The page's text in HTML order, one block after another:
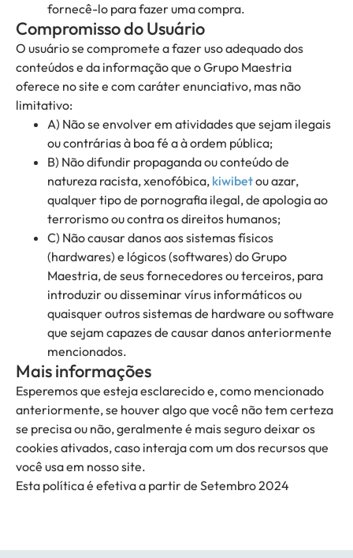
fornecê-lo para fazer uma compra.
Compromisso do Usuário
O usuário se compromete a fazer uso adequado dos
conteúdos e da informação que o Grupo Maestria
oferece no site e com caráter enunciativo, mas não
limitativo:
A) Não se envolver em atividades que sejam ilegais
ou contrárias à boa fé a à ordem pública;
B) Não difundir propaganda ou conteúdo de
natureza racista, xenofóbica, kiwibetou azar,
qualquer tipo de pornografia ilegal, de apologia ao
terrorismo ou contra os direitos humanos;
C) Não causar danos aos sistemas físicos
(hardwares) e lógicos (softwares) do Grupo
Maestria, de seus fornecedores ou terceiros, para
introduzir ou disseminar vírus informáticos ou
quaisquer outros sistemas de hardware ou software
que sejam capazes de causar danos anteriormente
mencionados.
Mais informações
Esperemos que esteja esclarecido e, como mencionado
anteriormente, se houver algo que você não tem certeza
se precisa ou não, geralmente é mais seguro deixar os
cookies ativados, caso interaja com um dos recursos que
você usa em nosso site.
Esta política é efetiva a partir de Setembro 2024